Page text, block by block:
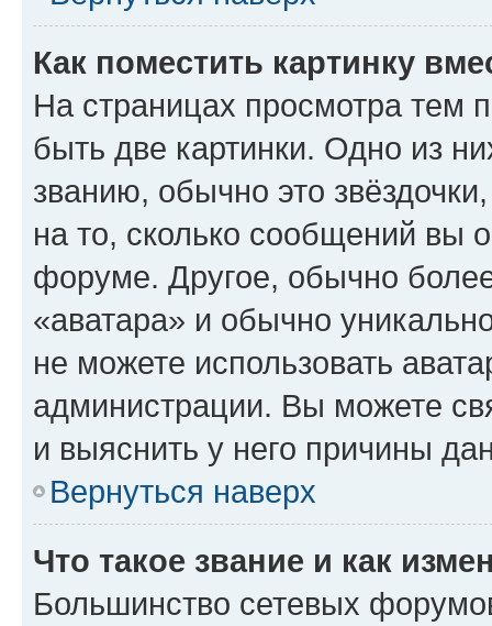
Как поместить картинку
На страницах просмотра тем
быть две картинки. Одно из
званию, обычно это
на то, сколько сообщений вы
форуме. Другое, обычно
«аватара» и обычно
не можете использовать
администрации. Вы можете
и выяснить у него причины
Вернуться наверх
Что такое звание и как
Большинство сетевых